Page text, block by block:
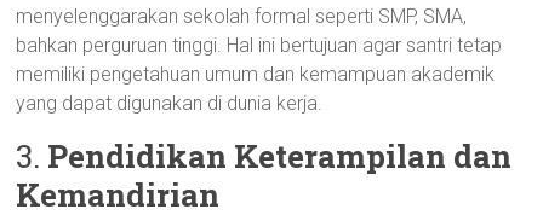
menyelenggarakan sekolah formal seperti SMP, SMA,
bahkan perguruan tinggi. Hal ini bertujuan agar santri tetap
memiliki pengetahuan umum dan kemampuan akademik
yang dapat digunakan di dunia kerja.
3. Pendidikan Keterampilan dan
Kemandirian